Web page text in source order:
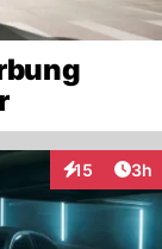
15
Interaktionen
3h